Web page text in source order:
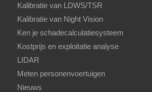
Kalibratie van LDWS/TSR
Kalibratie van Night Vision
Ken je schadecalculatiesysteem
Kostprijs en exploitatie analyse
LIDAR
Meten personenvoertuigen
Nieuws